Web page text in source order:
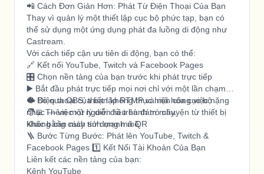
📲 Cách Đơn Giản Hơn: Phát Từ Điện Thoại Của Bạn
Thay vì quản lý một thiết lập cục bộ phức tạp, bạn có
thể sử dụng một ứng dụng phát đa luồng di động như
Castream.
Với cách tiếp cận ưu tiên di động, bạn có thể:
🔗 Kết nối YouTube, Twitch và Facebook Pages
🎛️ Chọn nền tảng của bạn trước khi phát trực tiếp
▶️ Bắt đầu phát trực tiếp mọi nơi chỉ với một lần chạm
🚫 Bỏ qua OBS, thiết lập RTMP và mã hóa cục bộ
🧑‍💻 Thêm một người điều hành trò chuyện từ thiết bị
khác bằng cách sử dụng mã QR
☁️ Điện thoại của bạn không thực hiện công việc nặng
nhọc — việc xử lý diễn ra trên đám mây.
Không cần máy tính mạnh mẽ.
🪜 Bước Từng Bước: Phát lên YouTube, Twitch &
Facebook Pages 1️⃣ Kết Nối Tài Khoản Của Bạn
Liên kết các nền tảng của bạn:
Kênh YouTube